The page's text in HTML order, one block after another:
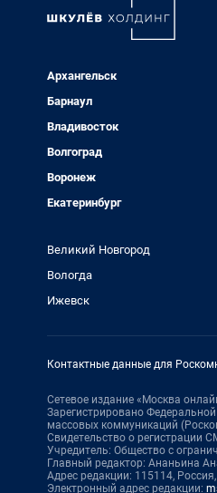
Архангельск
Барнаул
Владивосток
Волгоград
Воронеж
Екатеринбург
Великий Новгород
Вологда
Ижевск
Контактные данные для
Сетевое издание «Москва
Зарегистрировано
массовых коммуникаций
Свидетельство о регистрации
Учредитель: Общество с
Главный редактор: Ананьина
Адрес редакции: 115114,
Электронный адрес редакции: